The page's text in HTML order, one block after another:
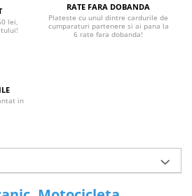
lei,
RATE FARA DOBANDA
Plateste cu unul dintre cardurile de
cumparaturi partenere si ai pana la
6 rate fara dobanda!
in